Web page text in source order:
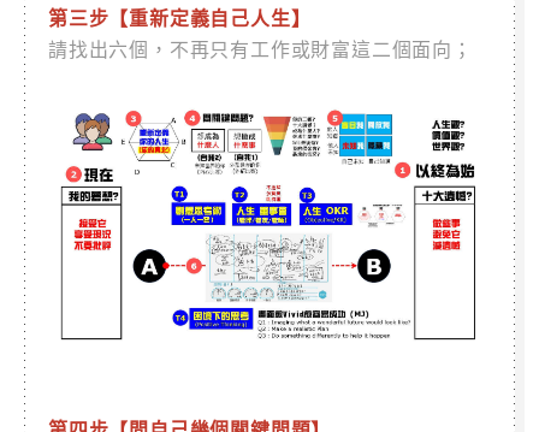
第三步【重新定義自己人生】
請找出六個，不再只有工作或財富這二個面向；